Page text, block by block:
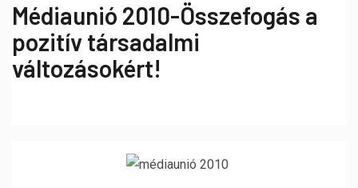
Médiaunió 2010-Összefogás a
pozitív társadalmi
változásokért!